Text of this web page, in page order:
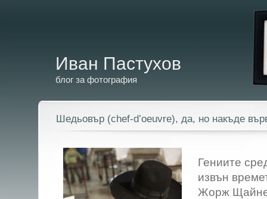
Иван Пастухов
блог за фотография
Шедьовър (chef-d’oeuvre), да, но накъде
Гениите
извън
Жорж